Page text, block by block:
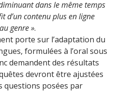
dans le même temps
d’un contenu plus en ligne
genre ».
porte sur l’adaptation du
formulées à l’oral sous
demandent des résultats
devront être ajustées
questions posées par